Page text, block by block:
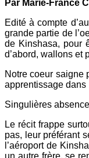
Par Marie-France
Edité à compte
grande partie de
de Kinshasa, pour
d’abord, wallons et
Notre coeur saigne
apprentissage
Singulières
Le récit frappe
pas, leur préférant
l’aéroport de
un autre frère, se